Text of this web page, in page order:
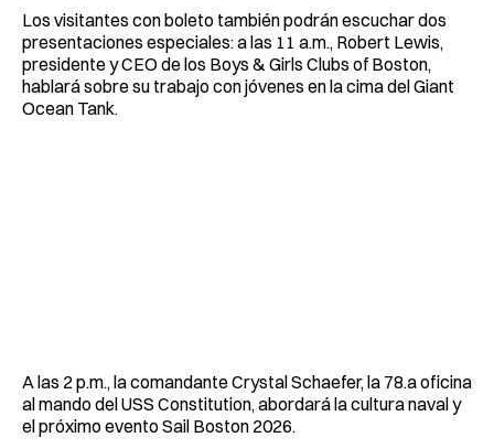
Los visitantes con boleto también podrán escuchar dos
presentaciones especiales: a las 11 a.m., Robert Lewis,
presidente y CEO de los Boys & Girls Clubs of Boston,
hablará sobre su trabajo con jóvenes en la cima del Giant
Ocean Tank.
A las 2 p.m., la comandante Crystal Schaefer, la 78.a oficina
al mando del USS Constitution, abordará la cultura naval y
el próximo evento Sail Boston 2026.